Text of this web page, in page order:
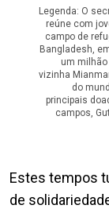
Legenda: O
reúne com
campo de
Bangladesh,
um
vizinha
do
principais
campos,
Estes tempos
de